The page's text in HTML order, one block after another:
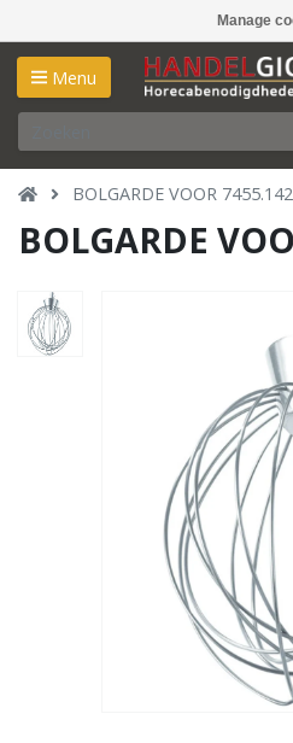
Manage
Menu
BOLGARDE VOOR
BOLGARDE